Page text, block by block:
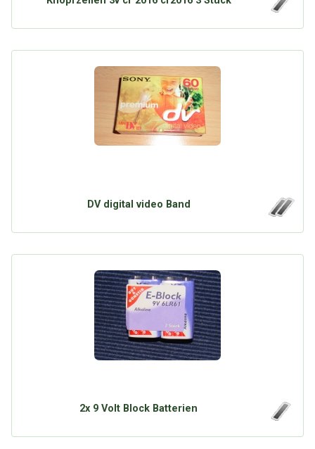
DV digital video Band
2x 9 Volt Block Batterien